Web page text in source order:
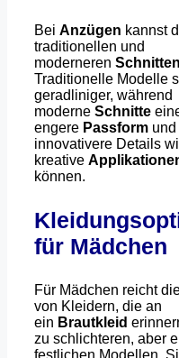
Bei Anzügen kannst
traditionellen und
moderneren Schnitten
Traditionelle Modelle
geradliniger, während
moderne Schnitte
engere Passform und
innovativere Details
kreative
können.
für Mädchen
Für Mädchen reicht
von Kleidern, die an
ein Brautkleid
zu schlichteren, aber
festlichen Modellen.